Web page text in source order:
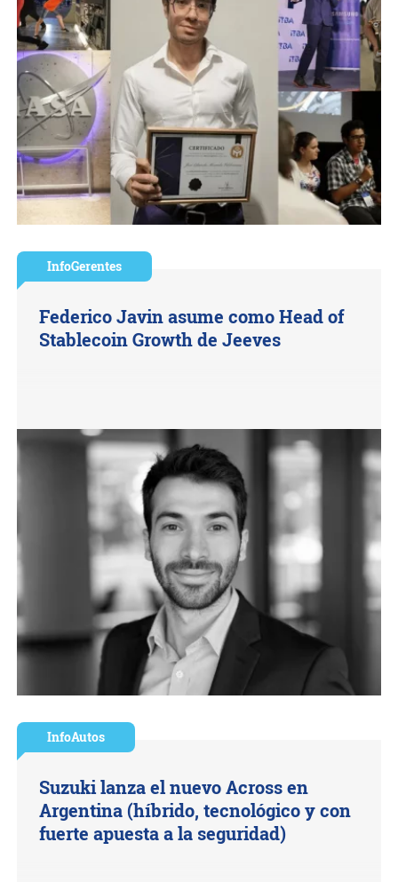
InfoGerentes
Federico Javin asume como Head of
Stablecoin Growth de Jeeves
InfoAutos
Suzuki lanza el nuevo Across en
Argentina (híbrido, tecnológico y con
fuerte apuesta a la seguridad)